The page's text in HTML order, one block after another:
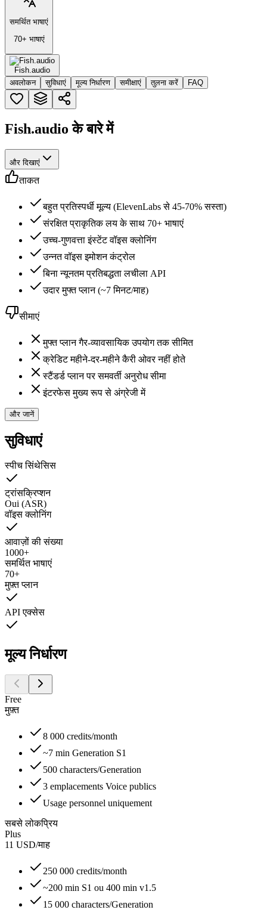
समर्थित भाषाएं
70+ भाषाएं
Fish.audio
अवलोकन
सुविधाएं मूल्य निर्धारण समीक्षाएं तुलना करें FAQ
Fish.audio के बारे में
और दिखाएं
ताकत
बहुत प्रतिस्पर्धी मूल्य (ElevenLabs से 45-70% सस्ता)
संरक्षित प्राकृतिक लय के साथ 70+ भाषाएं
उच्च-गुणवत्ता इंस्टेंट वॉइस क्लोनिंग
उन्नत वॉइस इमोशन कंट्रोल
बिना न्यूनतम प्रतिबद्धता लचीला API
उदार मुफ्त प्लान (~7 मिनट/माह)
सीमाएं
मुफ्त प्लान गैर-व्यावसायिक उपयोग तक सीमित
क्रेडिट महीने-दर-महीने कैरी ओवर नहीं होते
स्टैंडर्ड प्लान पर समवर्ती अनुरोध सीमा
इंटरफेस मुख्य रूप से अंग्रेजी में
और जानें
सुविधाएं
स्पीच सिंथेसिस
ट्रांसक्रिप्शन
Oui (ASR)
वॉइस क्लोनिंग
आवाज़ों की संख्या
1000+
समर्थित भाषाएं
70+
मुफ़्त प्लान
API एक्सेस
मूल्य निर्धारण
Free
मुफ़्त
8 000 credits/month
~7 min Generation S1
500 characters/Generation
3 emplacements Voice publics
Usage personnel uniquement
सबसे लोकप्रिय
Plus
11 USD/माह
250 000 credits/month
~200 min S1 ou 400 min v1.5
15 000 characters/Generation